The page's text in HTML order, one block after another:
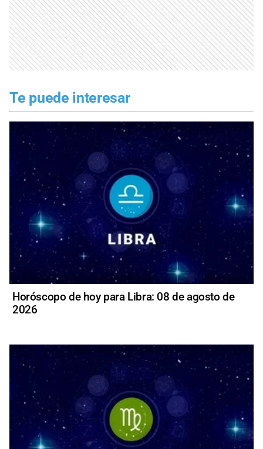
Te puede interesar
Horóscopo de hoy para Libra: 08 de agosto de
2026